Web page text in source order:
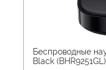
Беспроводные
Black (BHR9251GL)